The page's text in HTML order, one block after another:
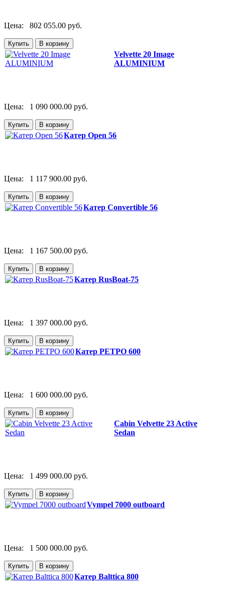
Цена: 802 055.00 руб.
Velvette 20 Image
ALUMINIUM
Цена: 1 090 000.00 руб.
Катер Open 56
Цена: 1 117 900.00 руб.
Катер Convertible 56
Цена: 1 167 500.00 руб.
Катер RusBoat-75
Цена: 1 397 000.00 руб.
Катер РЕТРО 600
Цена: 1 600 000.00 руб.
Cabin Velvette 23 Active
Sedan
Цена: 1 499 000.00 руб.
Vympel 7000 outboard
Цена: 1 500 000.00 руб.
Катер Balttica 800